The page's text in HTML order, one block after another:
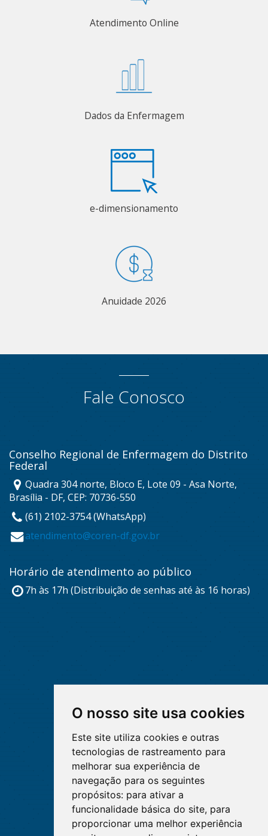
O nosso site usa cookies
Este site utiliza cookies e outras
tecnologias de rastreamento para
melhorar sua experiência de
navegação para os seguintes
propósitos: para ativar a
funcionalidade básica do site, para
proporcionar uma melhor experiência
Atendimento Online
Dados da Enfermagem
e-dimensionamento
Anuidade 2026
Fale Conosco
Conselho Regional de Enfermagem do Distrito
Federal
Quadra 304 norte, Bloco E, Lote 09 - Asa Norte,
Brasília - DF, CEP: 70736-550
(61) 2102-3754 (WhatsApp)
atendimento@coren-df.gov.br
Horário de atendimento ao público
7h às 17h (Distribuição de senhas até às 16 horas)